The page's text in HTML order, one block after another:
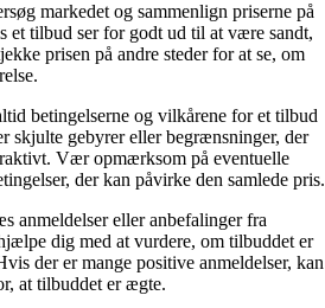
markedet og sammenlign priserne på
et tilbud ser for godt ud til at være sandt,
prisen på andre steder for at se, om
betingelserne og vilkårene for et tilbud
skjulte gebyrer eller begrænsninger, der
Vær opmærksom på eventuelle
der kan påvirke den samlede pris.
anmeldelser eller anbefalinger fra
dig med at vurdere, om tilbuddet er
der er mange positive anmeldelser, kan
at tilbuddet er ægte.